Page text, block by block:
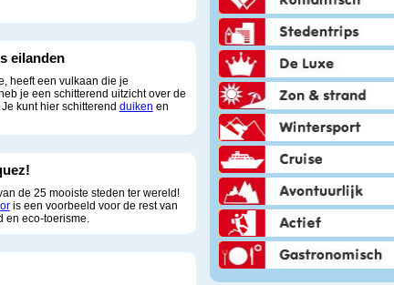
eilanden
heeft een vulkaan die je
je een schitterend uitzicht over de
kunt hier schitterend duiken en
de 25 mooiste steden ter wereld!
is een voorbeeld voor de rest van
en eco-toerisme.